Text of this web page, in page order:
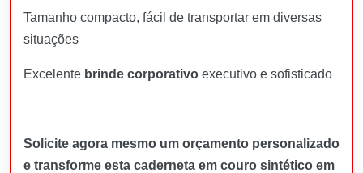
Tamanho compacto, fácil de transportar em diversas
situações
Excelente brinde corporativo executivo e sofisticado
Solicite agora mesmo um orçamento personalizado
e transforme esta caderneta em couro sintético em